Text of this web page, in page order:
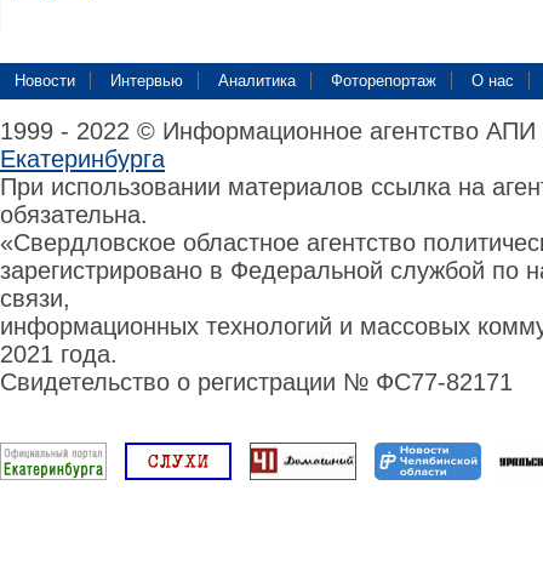
Новости Интервью Аналитика Фоторепортаж О нас
1999 - 2022 © Информационное агентство
Екатеринбурга
При использовании материалов ссылка на
обязательна.
«Свердловское областное агентство
зарегистрировано в Федеральной службой по
связи,
информационных технологий и массовых
2021 года.
Свидетельство о регистрации № ФС77-82171